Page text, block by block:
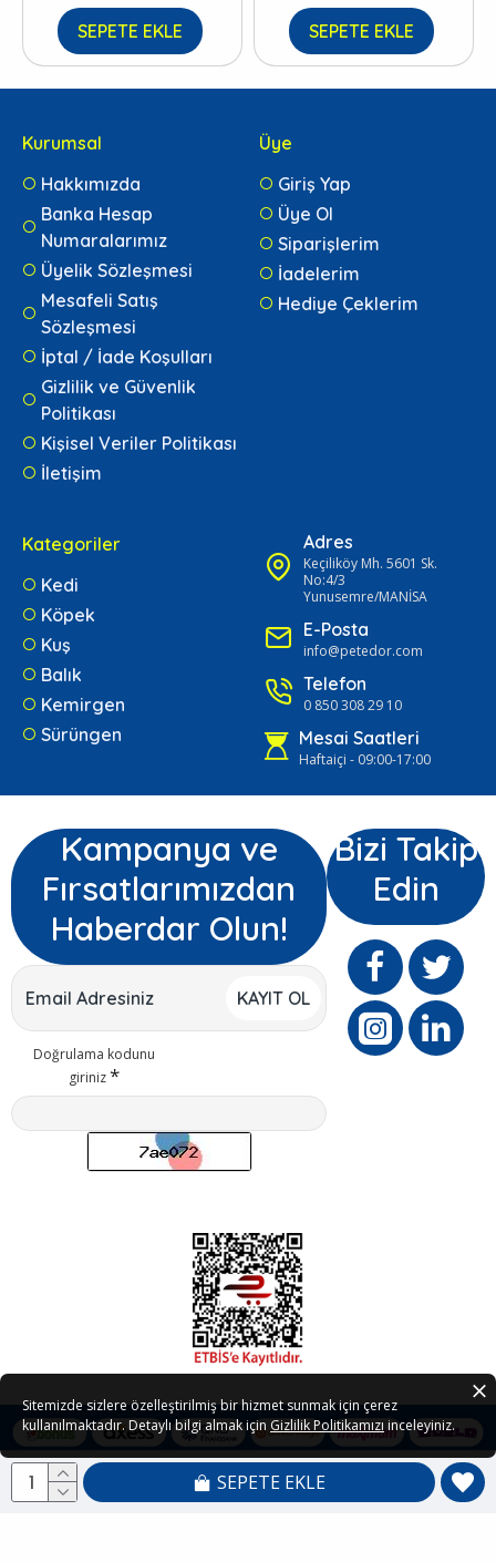
SEPETE EKLE
SEPETE EKLE
SEPETE EKLE
Kurumsal
Hakkımızda
Banka Hesap
Numaralarımız
Üyelik Sözleşmesi
Mesafeli Satış
Sözleşmesi
İptal / İade Koşulları
Gizlilik ve Güvenlik
Politikası
Kişisel Veriler Politikası
İletişim
Üye
Giriş Yap
Üye Ol
Siparişlerim
İadelerim
Hediye Çeklerim
Kategoriler
Kedi
Köpek
Kuş
Balık
Kemirgen
Sürüngen
Adres
Keçiliköy Mh. 5601 Sk.
No:4/3
Yunusemre/MANİSA
E-Posta
info@petedor.com
Telefon
0 850 308 29 10
Mesai Saatleri
Haftaiçi - 09:00-17:00
Kampanya ve
Fırsatlarımızdan
Haberdar Olun!
KAYIT OL
Doğrulama kodunu
giriniz
Bizi Takip
Edin
Copyright © 2021 - 2026 Petedor.com Tüm Hakları Saklıdır
Sitemizde sizlere özelleştirilmiş bir hizmet sunmak için çerez
kullanılmaktadır. Detaylı bilgi almak için Gizlilik Politikamızı inceleyiniz.